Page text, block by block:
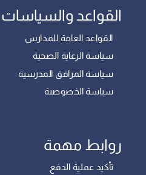
القواعد والسياسات
القواعد العامة للمدارس
سياسة الرعاية الصحية
سياسة المرافق المدرسية
سياسة الخصوصية
روابط مهمة
تأكيد عملية الدفع